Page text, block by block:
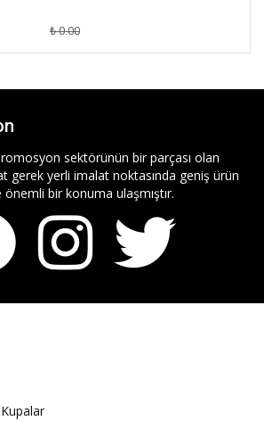
₺ 0.00
sektörünün bir parçası olan
gerek yerli imalat noktasında geniş ürün
bir konuma ulaşmıştır.